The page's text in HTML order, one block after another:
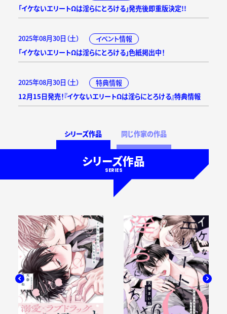
「イケないエリートΩは淫らにとろける」発売後即重版決定!!
2025年08月30日（土）
イベント情報
「イケないエリートΩは淫らにとろける」色紙掲出中！
2025年08月30日（土）
特典情報
12月15日発売！『イケないエリートΩは淫らにとろける』特典情報
シリーズ作品 同じ作家の作品
シリーズ作品
SERIES